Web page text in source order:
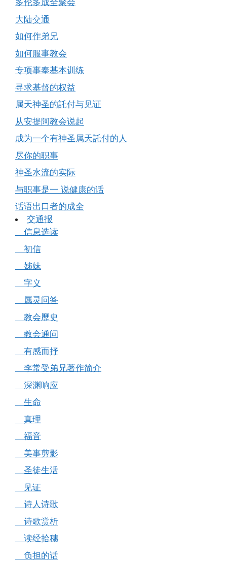
多伦多成全聚会
大陆交通
如何作弟兄
如何服事教会
专项事奉基本训练
寻求基督的权益
属天神圣的託付与见证
从安提阿教会说起
成为一个有神圣属天託付的人
尽你的职事
神圣水流的实际
与职事是一 说健康的话
话语出口者的成全
交通报
信息选读
初信
姊妹
字义
属灵问答
教会歷史
教会通问
有感而抒
李常受弟兄著作简介
深渊响应
生命
真理
福音
美事剪影
圣徒生活
见证
诗人诗歌
诗歌赏析
读经拾穗
负担的话